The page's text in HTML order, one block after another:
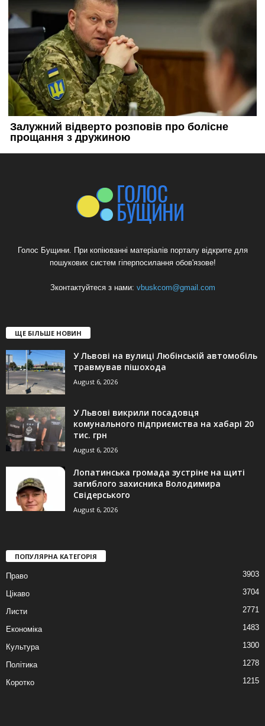
Голос Бущини. При копіюванні матеріалів порталу відкрите для
пошукових систем гіперпосилання обов'язове!
Зконтактуйтеся з нами: vbuskcom@gmail.com
ЩЕ БІЛЬШЕ НОВИН
У Львові на вулиці Любінській автомобіль
травмував пішохода
August 6, 2026
У Львові викрили посадовця
комунального підприємства на хабарі 20
тис. грн
August 6, 2026
Лопатинська громада зустріне на щиті
загиблого захисника Володимира
Свідерського
August 6, 2026
ПОПУЛЯРНА КАТЕГОРІЯ
Право 3903
Цікаво 3704
Листи 2771
Економіка 1483
Культура 1300
Політика 1278
Коротко 1215